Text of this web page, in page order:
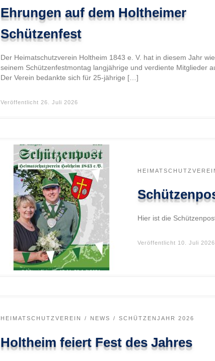
Ehrungen auf dem Holtheimer
Schützenfest
Der Heimatschutzverein Holtheim 1843 e. V. hat in diesem Jahr
seinem Schützenfestmontag langjährige und verdiente Mitglieder
Der Verein bedankte sich für 25-jährige […]
Veröffentlicht 26. Juli 2026
Hier ist die
Veröffentlicht 10. Juli 2026
HEIMATSCHUTZVEREIN NEWS SCHÜTZENJAHR 2026
Holtheim feiert Fest des Jahres